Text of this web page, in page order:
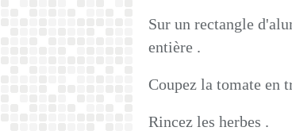
Sur un rectangle
entière .
Coupez la tomate en
Rincez les herbes .